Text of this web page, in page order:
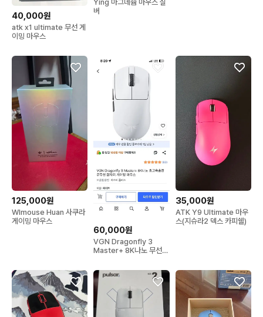
40,000원
atk x1 ultimate 무선 게
이밍 마우스
Ying 마그네슘 마우스 실
버
125,000원
Wlmouse Huan 사쿠라
게이밍 마우스
60,000원
VGN Dragonfly 3
Master+ 8K나노 무선
35,000원
ATK Y9 Ultimate 마우
스(지슈라2 덱스 카피쉘)